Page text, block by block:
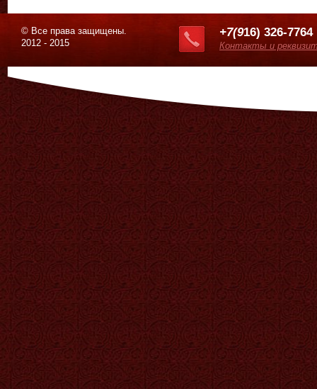
© Все права защищены.
2012 - 2015
+7(916) 326-7764
Контакты и